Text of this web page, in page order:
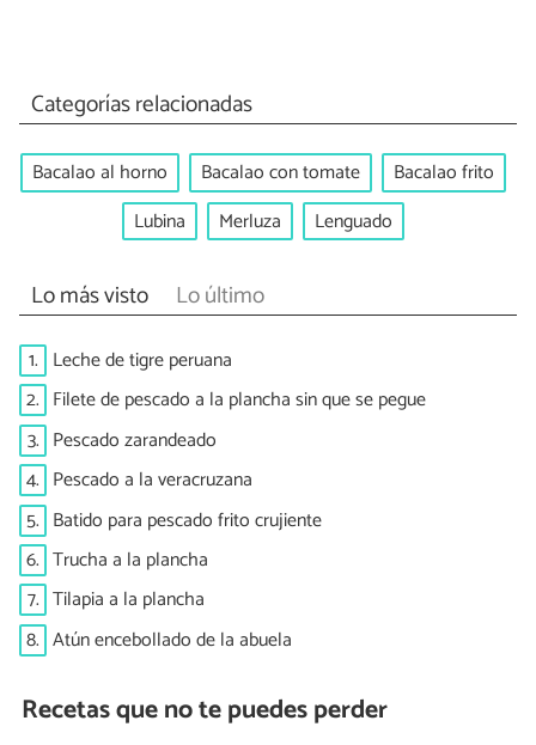
Categorías relacionadas
Bacalao al horno Bacalao con tomate
Bacalao frito
Lubina
Merluza Lenguado
Lo más visto Lo último
1. Leche de tigre peruana
2. Filete de pescado a la plancha sin que se pegue
3. Pescado zarandeado
4. Pescado a la veracruzana
5. Batido para pescado frito crujiente
6. Trucha a la plancha
7. Tilapia a la plancha
8. Atún encebollado de la abuela
Recetas que no te puedes perder